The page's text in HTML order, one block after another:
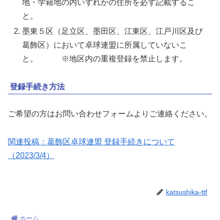
地・学籍地の内いずれかの住所を必ず記載するこ
と。
墨東５区（足立区、墨田区、江東区、江戸川区及び
葛飾区）において卓球連盟に所属していないこ
と。 ※地区内の重複登録を禁止します。
登録手続き方法
ご希望の方はお問い合わせフォームよりご連絡ください。
関連投稿：葛飾区卓球連盟 登録手続きについて
（2023/3/4）
katsushika-ttf
ホーム